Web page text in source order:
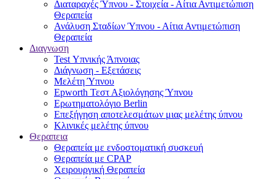
Διαταραχές Ύπνου - Στοιχεία - Αίτια Αντιμετώπιση
Θεραπεία
Ανάλυση Σταδίων Ύπνου - Αίτια Αντιμετώπιση
Θεραπεία
Διαγνωση
Test Υπνικής Άπνοιας
Διάγνωση - Εξετάσεις
Μελέτη Ύπνου
Epworth Τεστ Αξιολόγησης Ύπνου
Ερωτηματολόγιο Berlin
Επεξήγηση αποτελεσμάτων μιας μελέτης ύπνου
Κλινικές μελέτης ύπνου
Θεραπεια
Θεραπεία με ενδοστοματική συσκευή
Θεραπεία με CPAP
Χειρουργική Θεραπεία